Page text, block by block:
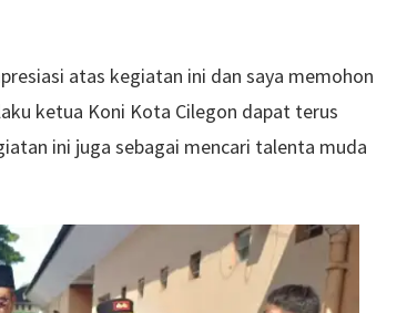
atas kegiatan ini dan saya memohon
ketua Koni Kota Cilegon dapat terus
ini juga sebagai mencari talenta muda